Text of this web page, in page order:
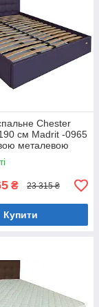
Chester
см Madrit -0965
металевою
рамою
₴ 23 315 ₴
Купити